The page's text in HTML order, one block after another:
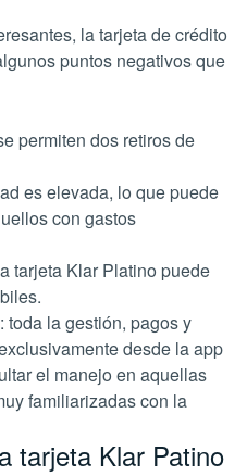
la tarjeta de crédito
puntos negativos que
permiten dos retiros de
es elevada, lo que puede
con gastos
tarjeta Klar Platino puede
: toda la gestión, pagos y
desde la app
el manejo en aquellas
familiarizadas con la
tarjeta Klar Patino